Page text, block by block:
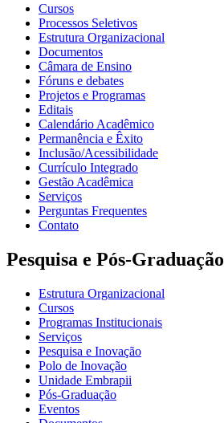
Cursos
Processos Seletivos
Estrutura Organizacional
Documentos
Câmara de Ensino
Fóruns e debates
Projetos e Programas
Editais
Calendário Acadêmico
Permanência e Êxito
Inclusão/Acessibilidade
Currículo Integrado
Gestão Acadêmica
Serviços
Perguntas Frequentes
Contato
Pesquisa e Pós-Graduação
Estrutura Organizacional
Cursos
Programas Institucionais
Serviços
Pesquisa e Inovação
Polo de Inovação
Unidade Embrapii
Pós-Graduação
Eventos